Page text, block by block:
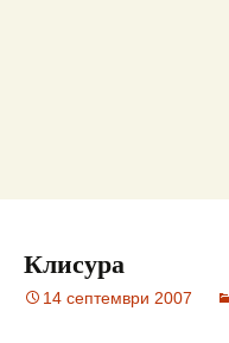
Клисура
14 септември 2007